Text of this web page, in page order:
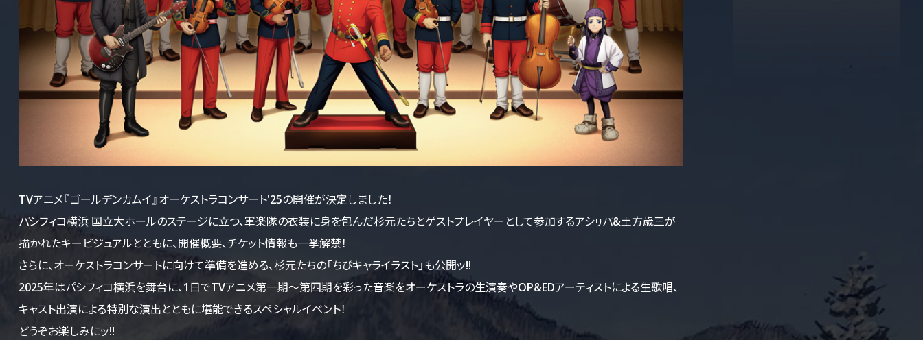
TVアニメ『ゴールデンカムイ』オーケストラコンサート'25の開催が決定しました！
パシフィコ横浜 国立大ホールのステージに立つ、軍楽隊の衣装に身を包んだ杉元たちとゲストプレイヤーとして参加するアシㇼパ&土方歳三が
描かれたキービジュアルとともに、開催概要、チケット情報も一挙解禁！
さらに、オーケストラコンサートに向けて準備を進める、杉元たちの「ちびキャライラスト」も公開ッ!!
2025年はパシフィコ横浜を舞台に、1日でTVアニメ第一期～第四期を彩った音楽をオーケストラの生演奏やOP&EDアーティストによる生歌唱、
キャスト出演による特別な演出とともに堪能できるスペシャルイベント！
どうぞお楽しみにッ!!